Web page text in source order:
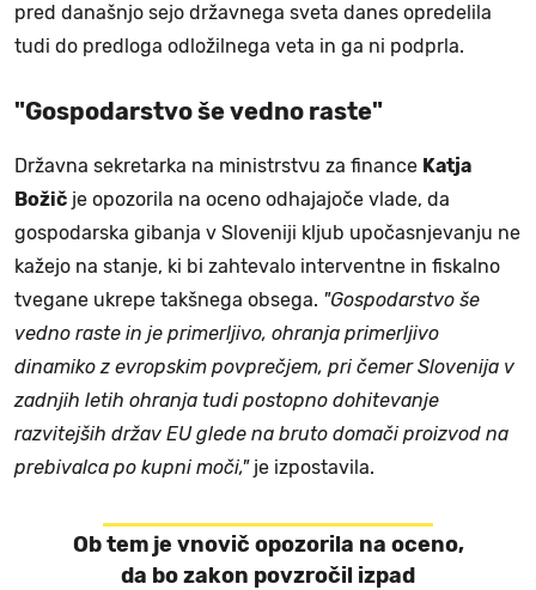
pred današnjo sejo državnega sveta danes opredelila
tudi do predloga odložilnega veta in ga ni podprla.
"Gospodarstvo še vedno raste"
Državna sekretarka na ministrstvu za finance Katja
Božič je opozorila na oceno odhajajoče vlade, da
gospodarska gibanja v Sloveniji kljub upočasnjevanju ne
kažejo na stanje, ki bi zahtevalo interventne in fiskalno
tvegane ukrepe takšnega obsega. "Gospodarstvo še
vedno raste in je primerljivo, ohranja primerljivo
dinamiko z evropskim povprečjem, pri čemer Slovenija v
zadnjih letih ohranja tudi postopno dohitevanje
razvitejših držav EU glede na bruto domači proizvod na
prebivalca po kupni moči,"je izpostavila.
Ob tem je vnovič opozorila na oceno,
da bo zakon povzročil izpad